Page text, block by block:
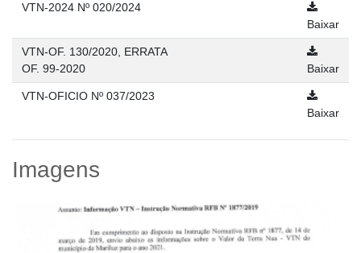
VTN-2024 Nº 020/2024
Baixar
VTN-OF. 130/2020, ERRATA
OF. 99-2020
Baixar
VTN-OFICIO Nº 037/2023
Baixar
Imagens